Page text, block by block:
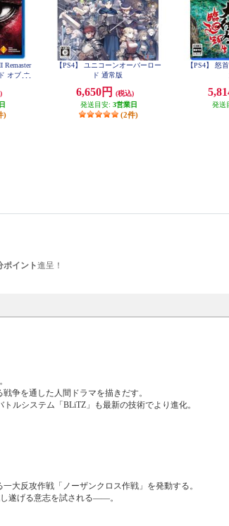
Remaster
オブ ウ
)
【PS4】 ユニコーンオーバーロー
ド 通常版
6,650円
(税込)
発送目安: 3営業日
(2件)
【PS4】 怒
発送
ポイント進呈！
争を通した人間ドラマを描きだす。
ルシステム「BLiTZ」も最新の技術でより進化。
大反攻作戦「ノーザンクロス作戦」を発動する。
遂げる意志を試される――。